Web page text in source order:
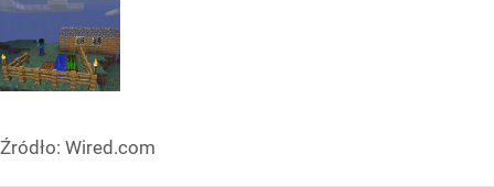
Źródło: Wired.com